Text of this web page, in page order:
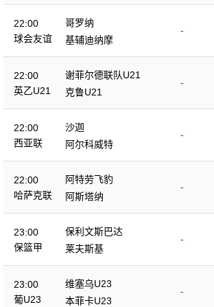
22:00
球会友谊
哥罗纳
-
基辅迪纳摩
22:00
英乙U21
谢菲尔德联队U21
-
克鲁U21
22:00
西亚联
沙迦
-
阿尔科威特
22:00
哈萨克联
阿特劳飞豹
-
阿斯塔纳
23:00
保篮甲
保利文斯巴达
-
莱夫斯基
23:00
葡U23
维塞乌U23
-
本菲卡U23